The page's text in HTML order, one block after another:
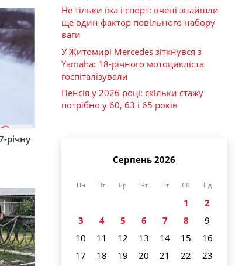
річну
Не тільки їжа і спорт: вчені знайшли
ще один фактор повільного набору
ваги
У Житомирі Mercedes зіткнувся з
Yamaha: 18-річного мотоцикліста
госпіталізували
Пенсія у 2026 році: скільки стажу
потрібно у 60, 63 і 65 років
Серпень 2026
Пн Вт Ср Чт Пт Сб Нд
1
2
3
4 5 6 7 8
9
10
11 12 13 14 15
16
17
18 19 20 21 22
23